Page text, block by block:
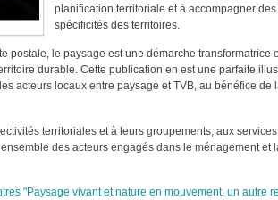
planification territoriale et à accompagner
spécificités des territoires.
postale, le paysage est une démarche
durable. Cette publication en est une parfaite
acteurs locaux entre paysage et TVB, au bénéfice
territoriales et à leurs groupements, aux
des acteurs engagés dans le ménagement et
"Paysage vivant et nature en mouvement, un autre